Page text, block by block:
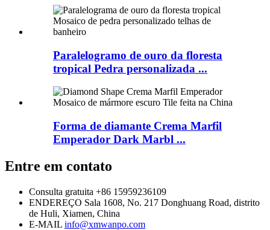
Paralelogramo de ouro da floresta
tropical Pedra personalizada ...
Forma de diamante Crema Marfil
Emperador Dark Marbl ...
Entre em contato
Consulta gratuita +86 15959236109
ENDEREÇO Sala 1608, No. 217 Donghuang Road, distrito
de Huli, Xiamen, China
E-MAIL info@xmwanpo.com